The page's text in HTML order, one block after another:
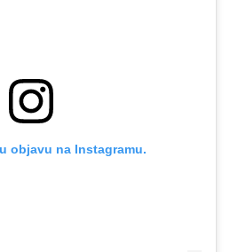
objavu na Instagramu.